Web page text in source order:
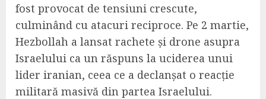
fost provocat de tensiuni crescute,
culminând cu atacuri reciproce. Pe 2 martie,
Hezbollah a lansat rachete și drone asupra
Israelului ca un răspuns la uciderea unui
lider iranian, ceea ce a declanșat o reacție
militară masivă din partea Israelului.